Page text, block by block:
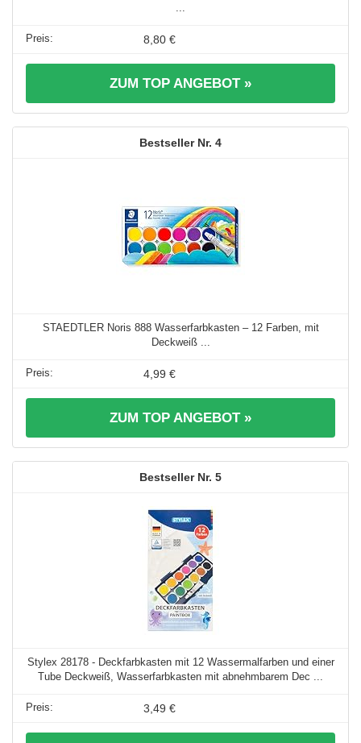
8,80 €
ZUM TOP ANGEBOT »
4
STAEDTLER Noris 888 Wasserfarbkasten – 12 Farben, mit
Deckweiß ...
4,99 €
ZUM TOP ANGEBOT »
5
Stylex 28178 - Deckfarbkasten mit 12 Wassermalfarben und einer
Tube Deckweiß, Wasserfarbkasten mit abnehmbarem Dec ...
3,49 €